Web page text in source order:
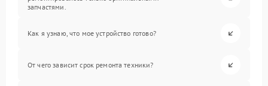
запчастями.
Как я узнаю, что мое устройство готово?
От чего зависит срок ремонта техники?